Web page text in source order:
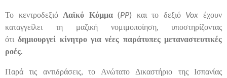
Το κεντροδεξιό Λαϊκό Κόμμα(PP) και το δεξιό Vox έχουν
καταγγείλει τη μαζική νομιμοποίηση, υποστηρίζοντας
ότιδημιουργεί κίνητρο για νέες παράτυπες μεταναστευτικές
ροές.
Παρά τις αντιδράσεις, το Ανώτατο Δικαστήριο της Ισπανίας